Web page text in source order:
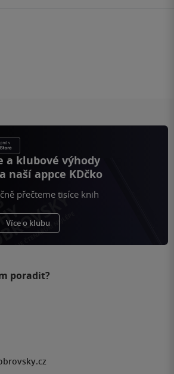
a klubové výhody
naší appce KDčko
přečteme tisíce knih
Více o klubu
poradit?